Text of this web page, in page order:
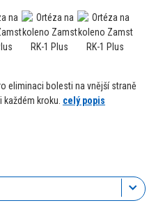
eliminaci bolesti na vnější straně
kroku. celý popis